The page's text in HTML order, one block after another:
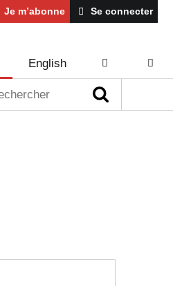
Je m’abonne Se connecter
English AIDE